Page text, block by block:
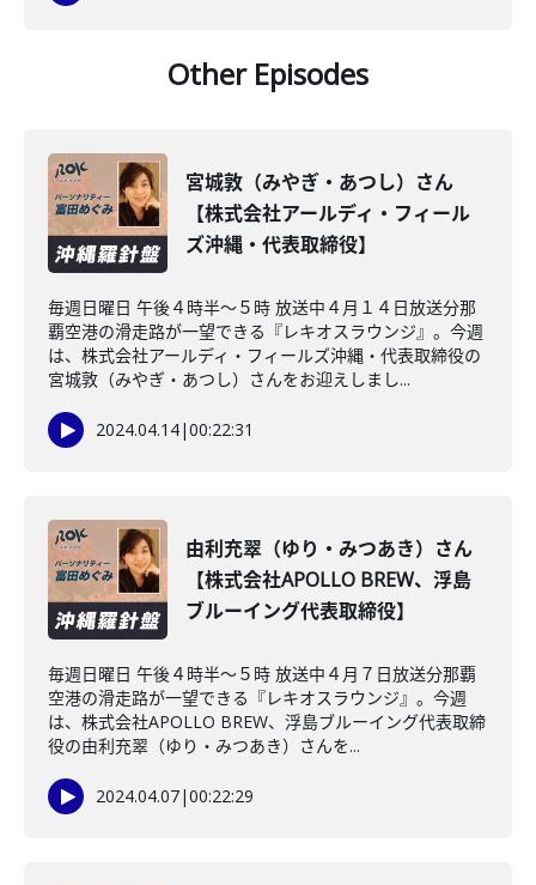
Other Episodes
宮城敦（みやぎ・あつし）さん
【株式会社アールディ・フィール
ズ沖縄・代表取締役】
毎週日曜日 午後４時半～５時 放送中４月１４日放送分那
覇空港の滑走路が一望できる『レキオスラウンジ』。今週
は、株式会社アールディ・フィールズ沖縄・代表取締役の
宮城敦（みやぎ・あつし）さんをお迎えしまし...
2024.04.14|00:22:31
由利充翠（ゆり・みつあき）さん
【株式会社APOLLO BREW、浮島
ブルーイング代表取締役】
毎週日曜日 午後４時半～５時 放送中４月７日放送分那覇
空港の滑走路が一望できる『レキオスラウンジ』。今週
は、株式会社APOLLO BREW、浮島ブルーイング代表取締
役の由利充翠（ゆり・みつあき）さんを...
2024.04.07|00:22:29